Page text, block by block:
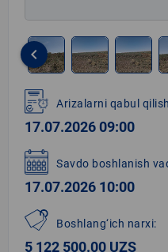
1
of
4
keyboard_arrow_left
Arizalarni qabul
17.07.2026 09:00
Savdo boshlanish
17.07.2026 10:00
Boshlang‘ich narxi:
5 122 500.00 UZS